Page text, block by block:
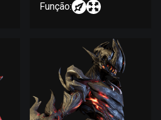
Função: